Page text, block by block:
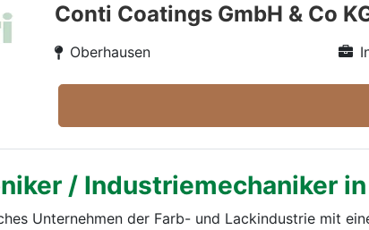
Conti Coatings GmbH & Co
Oberhausen
/ Industriemechaniker
Unternehmen der Farb- und Lackindustrie mit